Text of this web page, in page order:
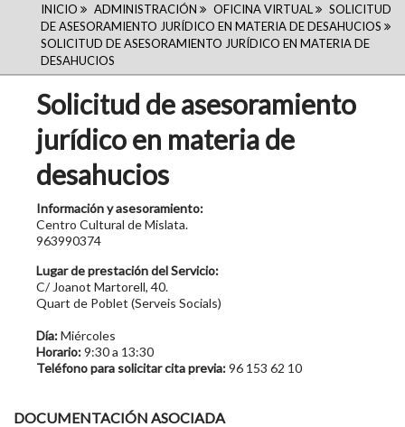
RUTA
DE
NAVEGACIÓN
INICIO ADMINISTRACIÓN OFICINA VIRTUAL
SOLICITUD
DE ASESORAMIENTO JURÍDICO EN MATERIA DE DESAHUCIOS
SOLICITUD DE ASESORAMIENTO JURÍDICO EN MATERIA DE
DESAHUCIOS
Solicitud de asesoramiento
jurídico en materia de
desahucios
Información y asesoramiento:
Centro Cultural de Mislata.
963990374
Lugar de prestación del Servicio:
C/ Joanot Martorell, 40.
Quart de Poblet (Serveis Socials)
Día:Miércoles
Horario:9:30 a 13:30
Teléfono para solicitar cita previa:96 153 62 10
DOCUMENTACIÓN ASOCIADA